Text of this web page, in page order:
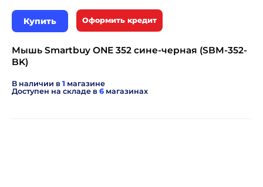
Купить Оформить кредит
Мышь Smartbuy ONE 352 сине-черная (SBM-352-
BK)
В наличии в 1 магазине
Доступен на складе в 6 магазинах